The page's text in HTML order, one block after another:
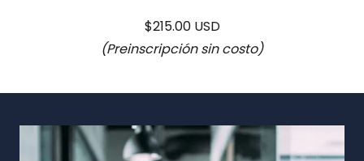
$215.00 USD
(Preinscripción sin costo)